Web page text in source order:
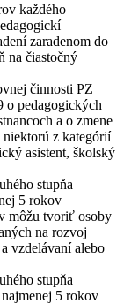
každého
zaradenom do
na čiastočný
činnosti PZ
o pedagogických
a o zmene
z kategórií
asistent, školský
stupňa
5 rokov
môžu tvoriť osoby
na rozvoj
vzdelávaní alebo
stupňa
5 rokov